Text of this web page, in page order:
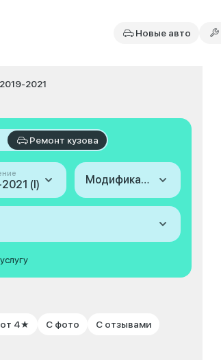
Новые авто
2021
Ремонт кузова
(I) Модификация
от 4★ С фото С отзывами